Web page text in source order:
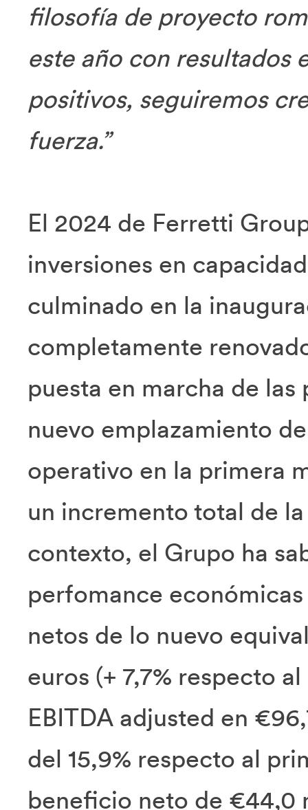
filosofía de proyecto
este año con resultados
positivos, seguiremos
fuerza.”
El 2024 de Ferretti
inversiones en
culminado en la
completamente
puesta en marcha de
nuevo emplazamiento
operativo en la primera
un incremento total de
contexto, el Grupo ha
perfomance
netos de lo nuevo
euros (+ 7,7% respecto
EBITDA adjusted en
del 15,9% respecto al
beneficio neto de €44,0